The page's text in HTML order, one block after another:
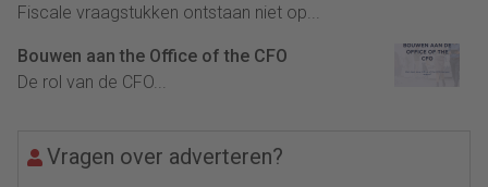
Fiscale vraagstukken ontstaan niet op...
Bouwen aan the Office of the CFO
De rol van de CFO...
Vragen over adverteren?